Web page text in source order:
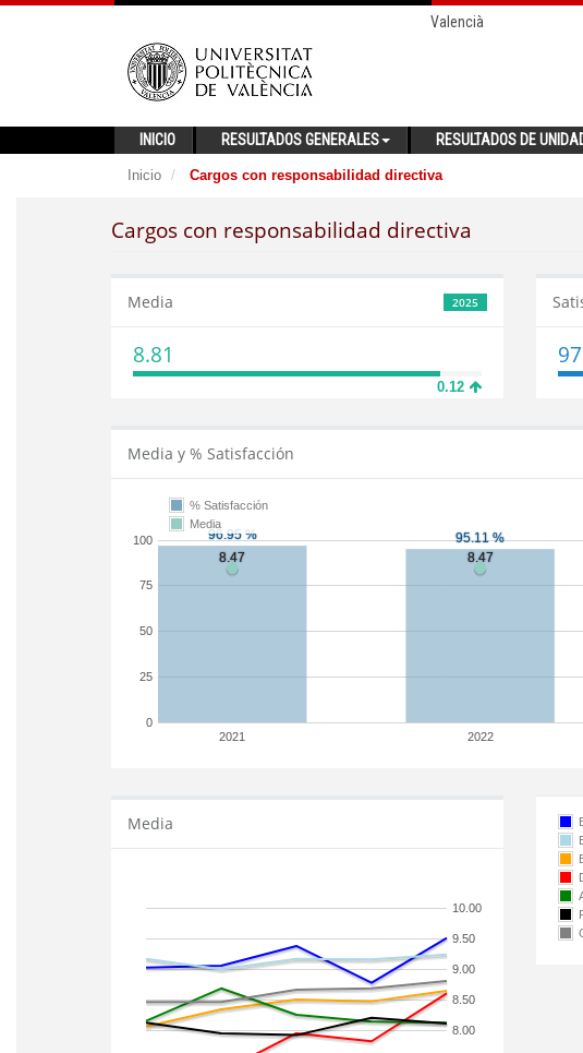
Valencià
INICIO RESULTADOS GENERALES RESULTADOS DE
Inicio Cargos con responsabilidad directiva
Cargos con responsabilidad directiva
2025
Media
8.81
0.12
Media y % Satisfacción
2021 2022
0
25
50
75
100
% Satisfacción
Media
Media
8.00
8.50
9.00
9.50
10.00